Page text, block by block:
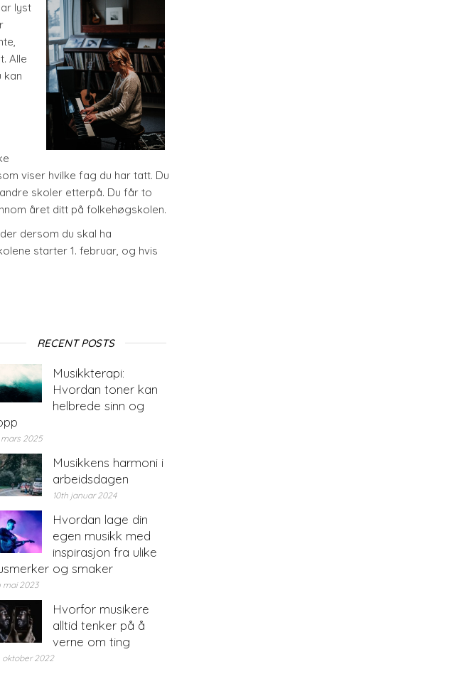
lyst
Alle
kan
viser hvilke fag du har tatt. Du
skoler etterpå. Du får to
året ditt på folkehøgskolen.
dersom du skal ha
starter 1. februar, og hvis
RECENT POSTS
Musikkterapi:
Hvordan toner kan
helbrede sinn og
mars 2025
Musikkens harmoni i
arbeidsdagen
10th januar 2024
Hvordan lage din
egen musikk med
inspirasjon fra ulike
og smaker
mai 2023
Hvorfor musikere
alltid tenker på å
verne om ting
oktober 2022